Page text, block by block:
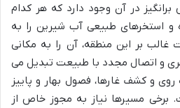
در آن وجود دارد که هر کدام
و استخرهای طبیعی آب شیرین را به
بر این منطقه، آن را به مکانی
و اتصال مجدد با طبیعت تبدیل می
روی و کشف غارها، فصول بهار و پاییز
مسیرها نیاز به مجوز خاص از